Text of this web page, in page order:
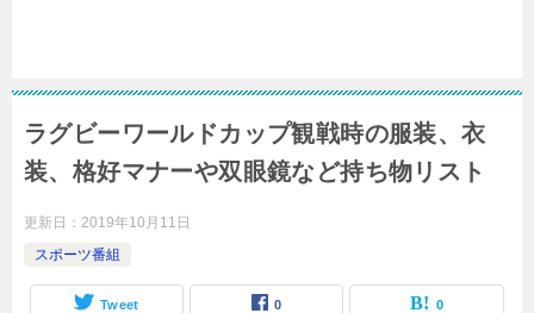
ラグビーワールドカップ観戦時の服装、衣
装、格好マナーや双眼鏡など持ち物リスト
更新日： 2019年10月11日
スポーツ番組
Tweet 0 0